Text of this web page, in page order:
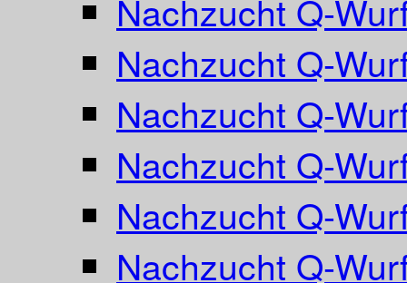
Nachzucht Q-
Nachzucht Q-
Nachzucht Q-
Nachzucht Q-
Nachzucht Q-
Nachzucht Q-